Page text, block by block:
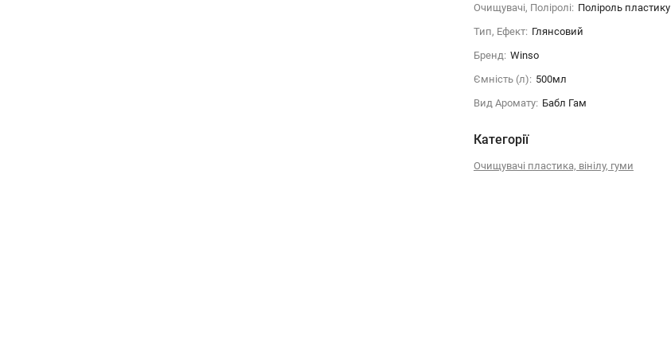
Очищувачі, Поліролі: Поліроль пластику
Тип, Ефект: Глянсовий
Бренд: Winso
Ємність (л): 500мл
Вид Аромату: Бабл Гам
Категорії
Очищувачі пластика, вінілу, гуми